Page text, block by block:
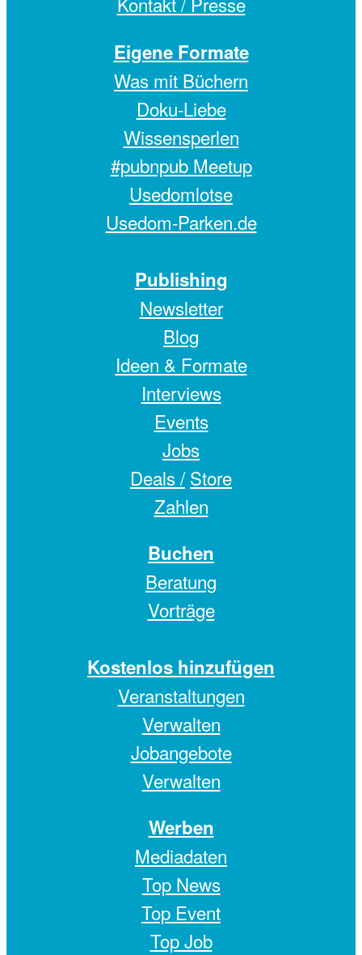
Eigene Formate
Was mit Büchern
Doku-Liebe
Wissensperlen
#pubnpub Meetup
Usedomlotse
Usedom-Parken.de
Publishing
Newsletter
Blog
Ideen & Formate
Interviews
Events
Jobs
Deals / Store
Zahlen
Buchen
Beratung
Vorträge
Kostenlos hinzufügen
Veranstaltungen
Verwalten
Jobangebote
Verwalten
Werben
Mediadaten
Top News
Top Event
Top Job